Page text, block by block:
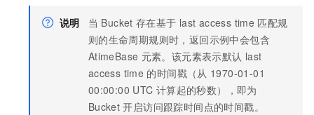
说明 当 Bucket 存在基于 last access time 匹配规
则的生命周期规则时，返回示例中会包含
AtimeBase 元素。该元素表示默认 last
access time 的时间戳（从 1970-01-01
00:00:00 UTC 计算起的秒数），即为
Bucket 开启访问跟踪时间点的时间戳。